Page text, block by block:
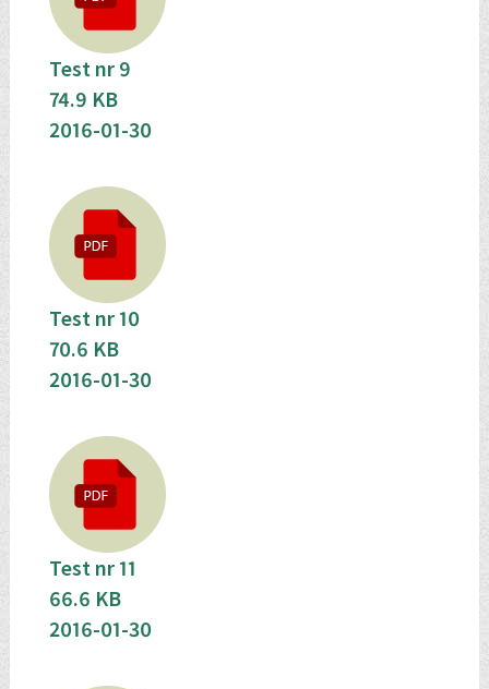
Test nr 9
74.9 KB
2016-01-30
Test nr 10
70.6 KB
2016-01-30
Test nr 11
66.6 KB
2016-01-30